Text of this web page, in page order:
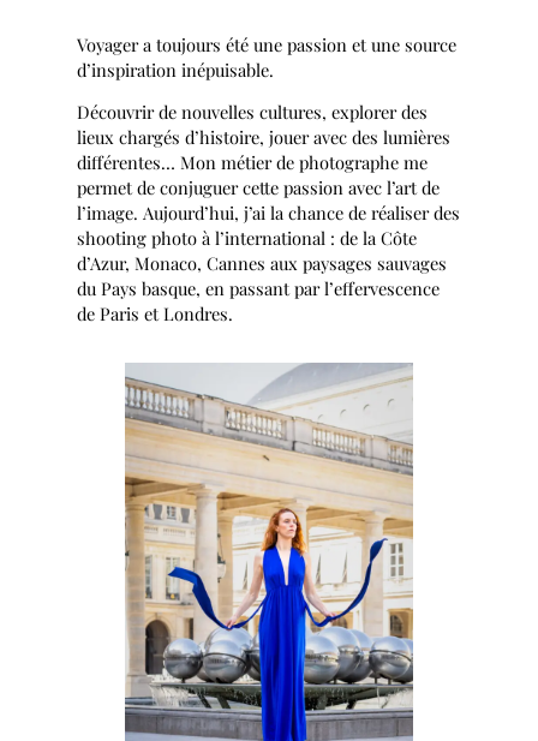
Voyager a toujours été une passion et une source
d’inspiration inépuisable.
Découvrir de nouvelles cultures, explorer des
lieux chargés d’histoire, jouer avec des lumières
différentes… Mon métier de photographe me
permet de conjuguer cette passion avec l’art de
l’image. Aujourd’hui, j’ai la chance de réaliser des
shooting photo à l’international : de la Côte
d’Azur, Monaco, Cannes aux paysages sauvages
du Pays basque, en passant par l’effervescence
de Paris et Londres.